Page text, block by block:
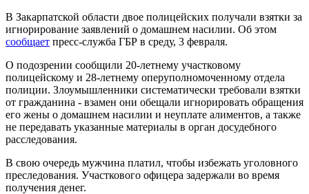
В Закарпатской области двое полицейских получали взятки за
игнорирование заявлений о домашнем насилии. Об этом
сообщает пресс-служба ГБР в среду, 3 февраля.
О подозрении сообщили 20-летнему участковому
полицейскому и 28-летнему оперуполномоченному отдела
полиции. Злоумышленники систематически требовали взятки
от гражданина - взамен они обещали игнорировать обращения
его жены о домашнем насилии и неуплате алиментов, а также
не передавать указанные материалы в орган досудебного
расследования.
В свою очередь мужчина платил, чтобы избежать уголовного
преследования. Участкового офицера задержали во время
получения денег.